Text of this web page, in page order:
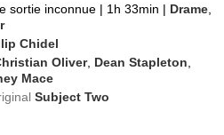
sortie inconnue | 1h 33min | Drame
Chidel
Oliver, Dean Stapleton
Mace
Subject Two